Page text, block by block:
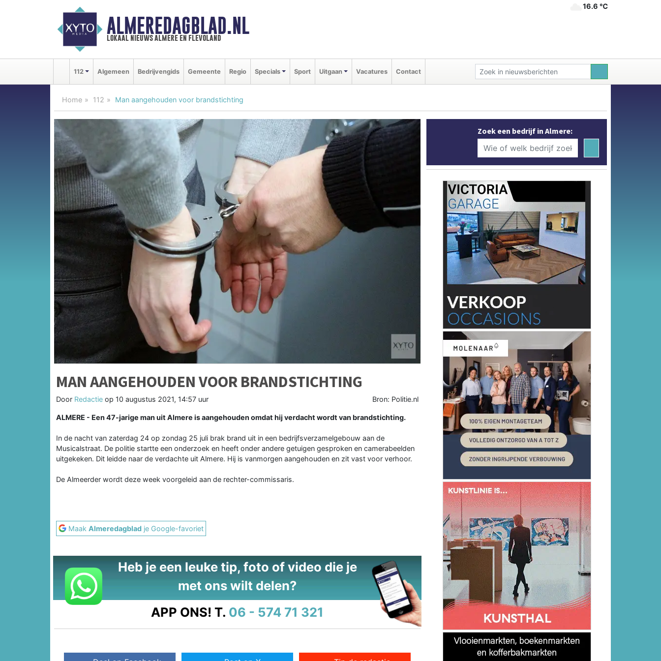
ALMEREDAGBLAD.NL
lokaal nieuws almere en flevoland
16.6 ℃
112 Algemeen Bedrijvengids Gemeente Regio Specials Sport Uitgaan Vacatures Contact
Home 112 Man aangehouden voor brandstichting
MAN AANGEHOUDEN VOOR BRANDSTICHTING
Door Redactie op 10 augustus 2021, 14:57 uur Bron: Politie.nl
ALMERE - Een 47-jarige man uit Almere is aangehouden omdat hij verdacht wordt van brandstichting.
In de nacht van zaterdag 24 op zondag 25 juli brak brand uit in een bedrijfsverzamelgebouw aan de
Musicalstraat. De politie startte een onderzoek en heeft onder andere getuigen gesproken en camerabeelden
uitgekeken. Dit leidde naar de verdachte uit Almere. Hij is vanmorgen aangehouden en zit vast voor verhoor.
De Almeerder wordt deze week voorgeleid aan de rechter-commissaris.
Maak Almeredagblad je Google-favoriet
Heb je een leuke tip, foto of video die je
met ons wilt delen?
APP ONS! T. 06 - 574 71 321
Zoek een bedrijf in Almere: